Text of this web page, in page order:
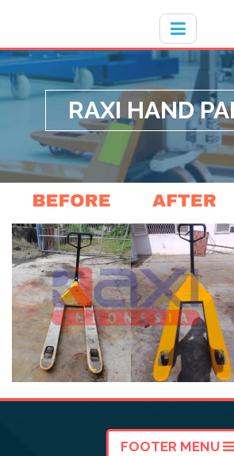
RAXI HAND
FOOTER MENU